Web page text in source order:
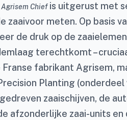
Chiefis uitgerust met
zaaivoor meten. Op basis
de druk op de
terechtkomt –
Franse fabrikant Agrisem,
Planting
zaaischijven, de
afzonderlijke zaai-units